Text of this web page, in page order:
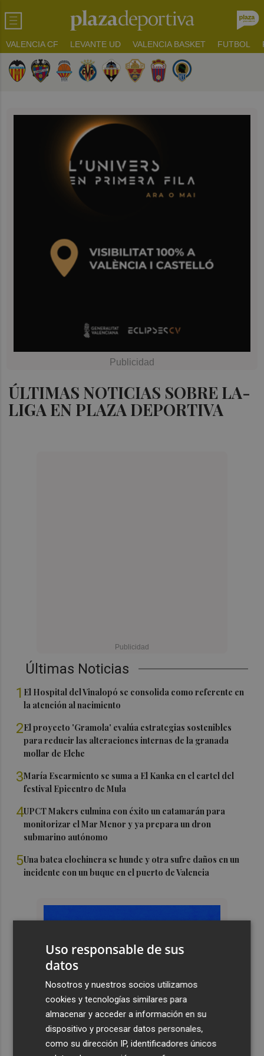
VALENCIA CF LEVANTE UD VALENCIA BASKET FUTBOL
ÚLTIMAS NOTICIAS SOBRE LA-
LIGA EN PLAZA DEPORTIVA
Últimas Noticias
1 El Hospital del Vinalopó se consolida como referente en
la atención al nacimiento
2El proyecto 'Gramola' evalúa estrategias sostenibles
para reducir las alteraciones internas de la granada
mollar de Elche
3María Escarmiento se suma a El Kanka en el cartel del
festival Epicentro de Mula
4UPCT Makers culmina con éxito un catamarán para
monitorizar el Mar Menor y ya prepara un dron
submarino autónomo
5Una batea clochinera se hunde y otra sufre daños en un
incidente con un buque en el puerto de Valencia
Uso responsable de sus
datos
Nosotros y nuestros socios utilizamos
cookies y tecnologías similares para
almacenar y acceder a información en su
dispositivo y procesar datos personales,
como su dirección IP, identificadores únicos